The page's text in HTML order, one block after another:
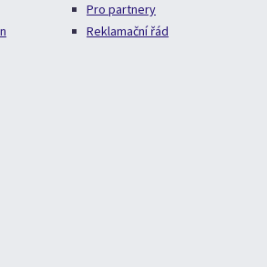
Pro partnery
Reklamační řád